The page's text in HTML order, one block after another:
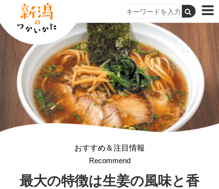
おすすめ＆注目情報
Recommend
最大の特徴は生姜の風味と香